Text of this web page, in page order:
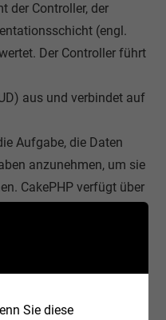
der Controller, der
(engl.
Der Controller führt
aus und verbindet auf
Aufgabe, die Daten
anzunehmen, um sie
CakePHP verfügt über
Oberflächenelemente
Sie diese